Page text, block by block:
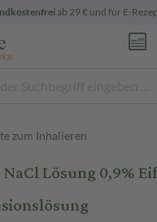
ab 29 € und für E-
zum Inhalieren
NaCl Lösung 0,9%